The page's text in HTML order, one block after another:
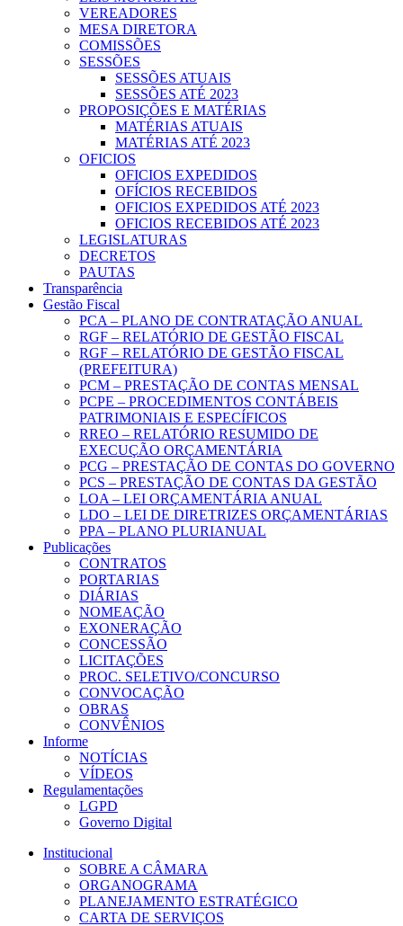
VEREADORES
MESA DIRETORA
COMISSÕES
SESSÕES
SESSÕES ATUAIS
SESSÕES ATÉ 2023
PROPOSIÇÕES E MATÉRIAS
MATÉRIAS ATUAIS
MATÉRIAS ATÉ 2023
OFICIOS
OFICIOS EXPEDIDOS
OFÍCIOS RECEBIDOS
OFICIOS EXPEDIDOS ATÉ 2023
OFICIOS RECEBIDOS ATÉ 2023
LEGISLATURAS
DECRETOS
PAUTAS
Transparência
Gestão Fiscal
PCA – PLANO DE CONTRATAÇÃO ANUAL
RGF – RELATÓRIO DE GESTÃO FISCAL
RGF – RELATÓRIO DE GESTÃO FISCAL
(PREFEITURA)
PCM – PRESTAÇÃO DE CONTAS MENSAL
PCPE – PROCEDIMENTOS CONTÁBEIS
PATRIMONIAIS E ESPECÍFICOS
RREO – RELATÓRIO RESUMIDO DE
EXECUÇÃO ORÇAMENTÁRIA
PCG – PRESTAÇÃO DE CONTAS DO GOVERNO
PCS – PRESTAÇÃO DE CONTAS DA GESTÃO
LOA – LEI ORÇAMENTÁRIA ANUAL
LDO – LEI DE DIRETRIZES ORÇAMENTÁRIAS
PPA – PLANO PLURIANUAL
Publicações
CONTRATOS
PORTARIAS
DIÁRIAS
NOMEAÇÃO
EXONERAÇÃO
CONCESSÃO
LICITAÇÕES
PROC. SELETIVO/CONCURSO
CONVOCAÇÃO
OBRAS
CONVÊNIOS
Informe
NOTÍCIAS
VÍDEOS
Regulamentações
LGPD
Governo Digital
Institucional
SOBRE A CÂMARA
ORGANOGRAMA
PLANEJAMENTO ESTRATÉGICO
CARTA DE SERVIÇOS